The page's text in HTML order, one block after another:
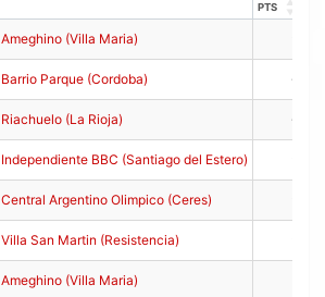
PTS
Ameghino (Villa Maria)
Barrio Parque (Cordoba) 4
Riachuelo (La Rioja) 4
Independiente BBC (Santiago del Estero)
Central Argentino Olimpico (Ceres)
Villa San Martin (Resistencia)
Ameghino (Villa Maria)